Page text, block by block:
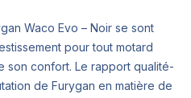
Waco Evo – Noir se sont
pour tout motard
son confort. Le rapport qualité-
de Furygan en matière de